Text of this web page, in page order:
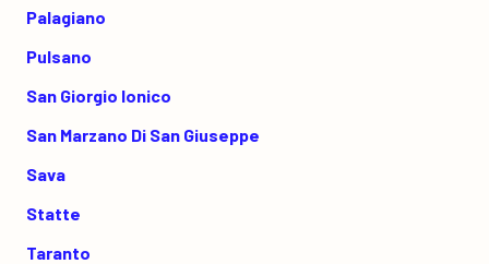
Palagiano
Pulsano
San Giorgio Ionico
San Marzano Di San Giuseppe
Sava
Statte
Taranto